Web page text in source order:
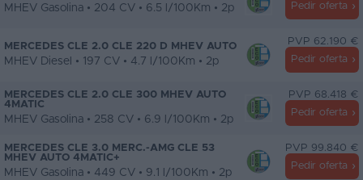
MHEV Gasolina • 204 CV • 6.5 l/100Km • 2p
Pedir oferta
MERCEDES CLE 2.0 CLE 220 D MHEV AUTO
MHEV Diesel • 197 CV • 4.7 l/100Km • 2p
PVP 62.190 €
Pedir oferta
MERCEDES CLE 2.0 CLE 300 MHEV AUTO
4MATIC
MHEV Gasolina • 258 CV • 6.9 l/100Km • 2p
PVP 68.418 €
Pedir oferta
MERCEDES CLE 3.0 MERC.-AMG CLE 53
MHEV AUTO 4MATIC+
MHEV Gasolina • 449 CV • 9.1 l/100Km • 2p
PVP 99.840 €
Pedir oferta